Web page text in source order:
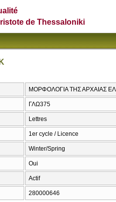
de Thessaloniki
ΜΟΡΦΟΛΟΓΙΑ ΤΗΣ ΑΡΧΑΙΑΣ
ΓΛΩ375
Lettres
1er cycle / Licence
Winter/Spring
Oui
Actif
280000646